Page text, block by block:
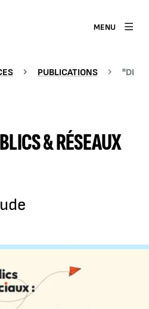
MENU
PUBLICATIONS
& RÉSEAUX